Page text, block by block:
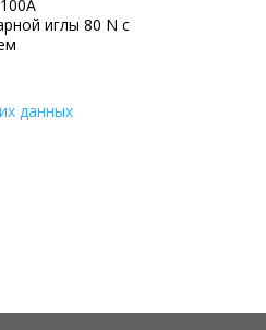
100A
иглы 80 N с
данных